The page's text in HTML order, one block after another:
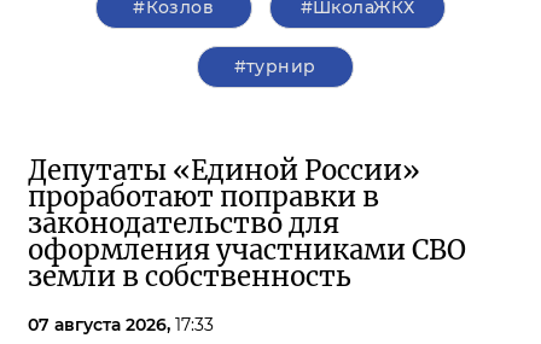
#Козлов #ШколаЖКХ
#турнир
Депутаты «Единой России»
проработают поправки в
законодательство для
оформления участниками СВО
земли в собственность
07 августа 2026, 17:33